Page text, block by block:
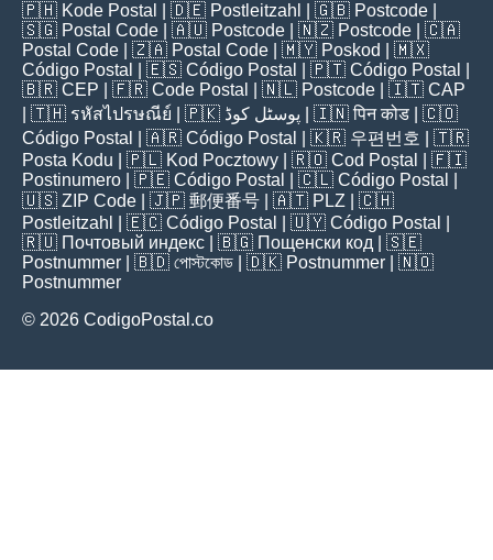
🇵🇭 Kode Postal | 🇩🇪 Postleitzahl | 🇬🇧 Postcode
🇸🇬 Postal Code | 🇦🇺 Postcode | 🇳🇿 Postcode | 🇨🇦
Postal Code | 🇿🇦 Postal Code | 🇲🇾 Poskod
| 🇲🇽
Código Postal
| 🇪🇸 Código Postal | 🇵🇹 Código Postal
🇧🇷 CEP | 🇫🇷 Code Postal | 🇳🇱 Postcode | 🇮🇹 CAP
| 🇹🇭 รหัสไปรษณีย์ | 🇵🇰 پوسٹل کوڈ | 🇮🇳पिन कोड | 🇨🇴
Código Postal
| 🇦🇷 Código Postal | 🇰🇷 우편번호
| 🇹🇷
Posta Kodu | 🇵🇱 Kod Pocztowy | 🇷🇴 Cod Poștal
| 🇫🇮
Postinumero | 🇵🇪 Código Postal | 🇨🇱 Código Postal
🇺🇸 ZIP Code | 🇯🇵 郵便番号 | 🇦🇹 PLZ | 🇨🇭
Postleitzahl
| 🇪🇨 Código Postal | 🇺🇾 Código Postal
🇷🇺 Почтовый индекс | 🇧🇬 Пощенски код | 🇸🇪
Postnummer | 🇧🇩 পোস্টকোড | 🇩🇰 Postnummer | 🇳🇴
Postnummer
© 2026 CodigoPostal.co